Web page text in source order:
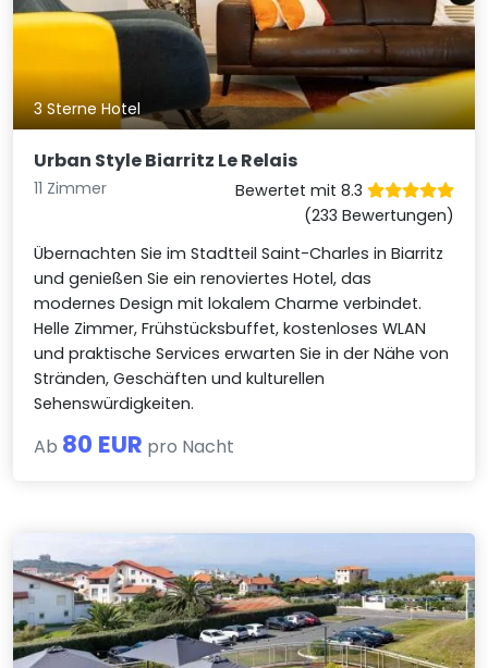
3 Sterne Hotel
Urban Style Biarritz Le Relais
11 Zimmer
Bewertet mit 8.3
(233 Bewertungen)
Übernachten Sie im Stadtteil Saint-Charles in Biarritz
und genießen Sie ein renoviertes Hotel, das
modernes Design mit lokalem Charme verbindet.
Helle Zimmer, Frühstücksbuffet, kostenloses WLAN
und praktische Services erwarten Sie in der Nähe von
Stränden, Geschäften und kulturellen
Sehenswürdigkeiten.
Ab 80 EUR pro Nacht